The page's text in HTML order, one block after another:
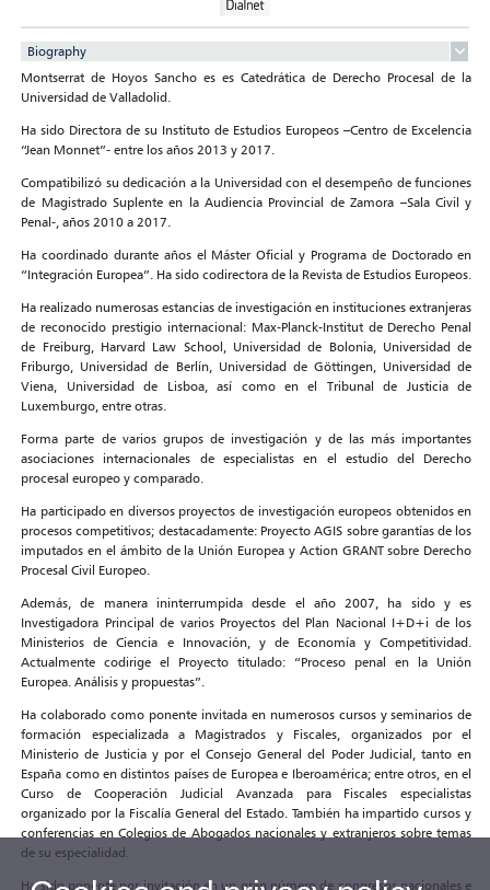
Biography
Montserrat de Hoyos Sancho es es Catedrática de Derecho Procesal de la
Universidad de Valladolid.
Ha sido Directora de su Instituto de Estudios Europeos –Centro de Excelencia
“Jean Monnet”- entre los años 2013 y 2017.
Compatibilizó su dedicación a la Universidad con el desempeño de funciones
de Magistrado Suplente en la Audiencia Provincial de Zamora –Sala Civil y
Penal-, años 2010 a 2017.
Ha coordinado durante años el Máster Oficial y Programa de Doctorado en
“Integración Europea”. Ha sido codirectora de la Revista de Estudios Europeos.
Ha realizado numerosas estancias de investigación en instituciones extranjeras
de reconocido prestigio internacional: Max-Planck-Institut de Derecho Penal
de Freiburg, Harvard Law School, Universidad de Bolonia, Universidad de
Friburgo, Universidad de Berlín, Universidad de Göttingen, Universidad de
Viena, Universidad de Lisboa, así como en el Tribunal de Justicia de
Luxemburgo, entre otras.
Forma parte de varios grupos de investigación y de las más importantes
asociaciones internacionales de especialistas en el estudio del Derecho
procesal europeo y comparado.
Ha participado en diversos proyectos de investigación europeos obtenidos en
procesos competitivos; destacadamente: Proyecto AGIS sobre garantías de los
imputados en el ámbito de la Unión Europea y Action GRANT sobre Derecho
Procesal Civil Europeo.
Además, de manera ininterrumpida desde el año 2007, ha sido y es
Investigadora Principal de varios Proyectos del Plan Nacional I+D+i de los
Ministerios de Ciencia e Innovación, y de Economía y Competitividad.
Actualmente codirige el Proyecto titulado: “Proceso penal en la Unión
Europea. Análisis y propuestas”.
Ha colaborado como ponente invitada en numerosos cursos y seminarios de
formación especializada a Magistrados y Fiscales, organizados por el
Ministerio de Justicia y por el Consejo General del Poder Judicial, tanto en
España como en distintos países de Europea e Iberoamérica; entre otros, en el
Curso de Cooperación Judicial Avanzada para Fiscales especialistas
organizado por la Fiscalía General del Estado. También ha impartido cursos y
conferencias en Colegios de Abogados nacionales y extranjeros sobre temas
de su especialidad.
Ha sido ponente por invitación en un gran número de congresos nacionales e